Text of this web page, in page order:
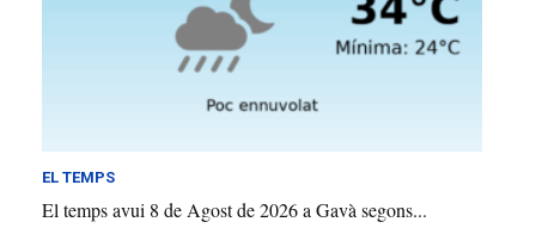
EL TEMPS
El temps avui 8 de Agost de 2026 a Gavà segons...